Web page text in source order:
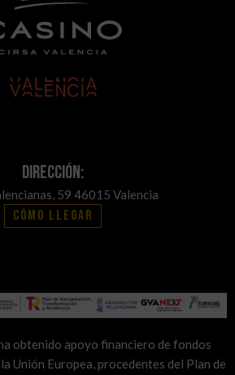
Dirección:
59 46015 Valencia
Cómo llegar
obtenido apoyo financiero de fondos
Unión Europea, procedentes del Plan de